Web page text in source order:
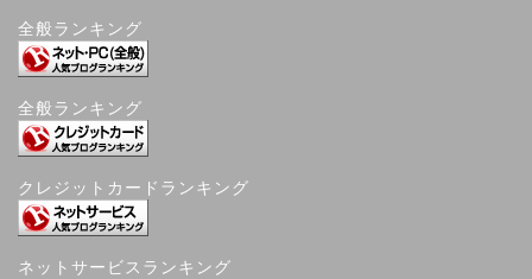
全般ランキング
全般ランキング
クレジットカードランキング
ネットサービスランキング